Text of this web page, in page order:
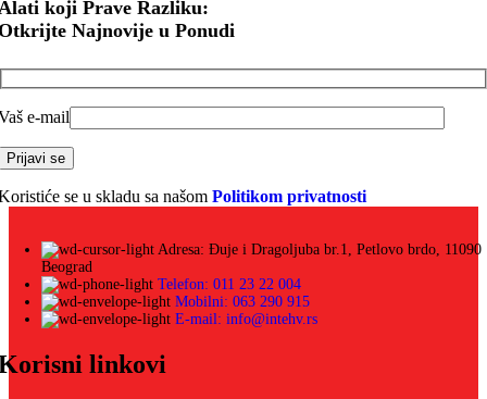
koji Prave Razliku:
Najnovije u Ponudi
e-mail
se u skladu sa našom Politikom privatnosti
Adresa: Đuje i Dragoljuba br.1, Petlovo brdo, 11090
Beograd
Telefon: 011 23 22 004
Mobilni: 063 290 915
E-mail: info@intehv.rs
linkovi